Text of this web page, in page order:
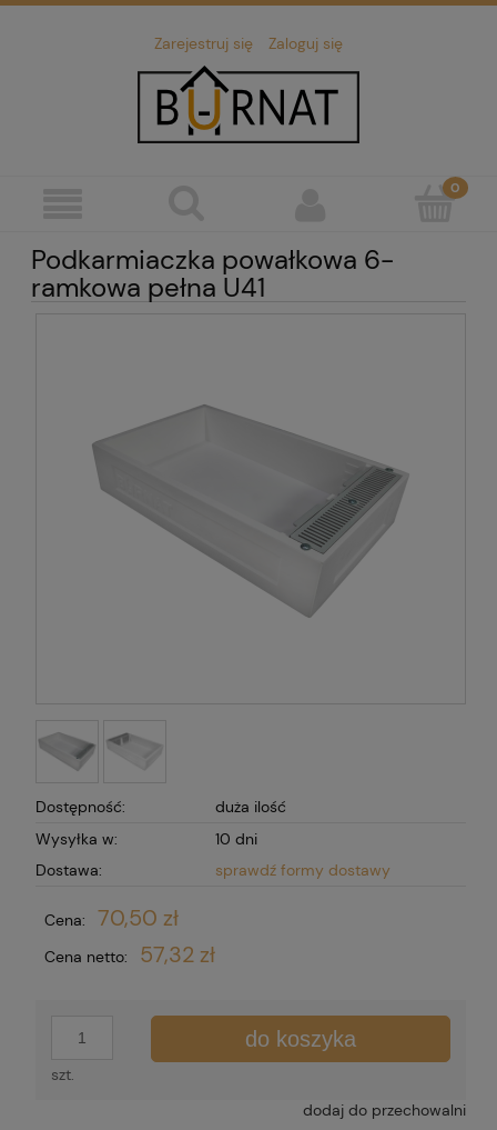
Zarejestruj się Zaloguj się
Podkarmiaczka powałkowa 6-
ramkowa pełna U41
Dostępność:
duża ilość
Wysyłka w:
10 dni
Dostawa:
sprawdź formy dostawy
Cena: 70,50 zł
Cena netto: 57,32 zł
szt.
do koszyka
dodaj do przechowalni